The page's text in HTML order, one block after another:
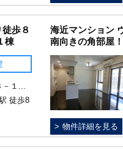
歩８
棟
１...
徒歩8
海近マンション
南向きの角部屋
物件詳細を見る